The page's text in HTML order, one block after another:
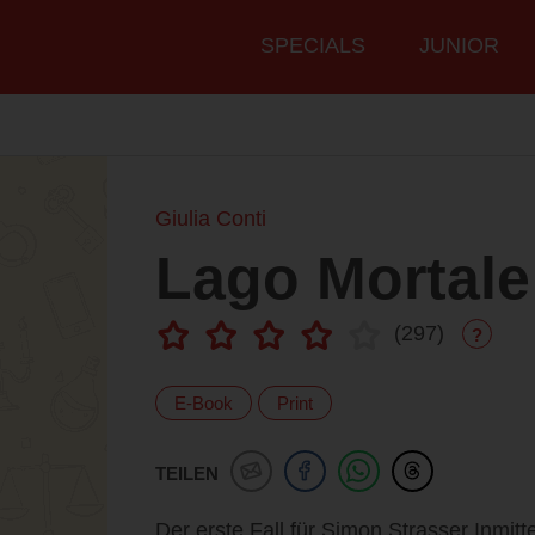
Hauptmenü
SPECIALS JUNIOR
Giulia Conti
Lago Mortale
(297) ?
E-Book Print
TEILEN